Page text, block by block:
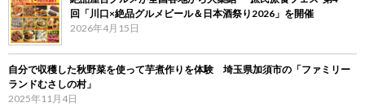
回「川口×絶品グルメビール＆日本酒祭り2026」を開催
2026年4月15日
自分で収穫した秋野菜を使って芋煮作りを体験 埼玉県加須市の「ファミリー
ランドむさしの村」
2025年11月4日